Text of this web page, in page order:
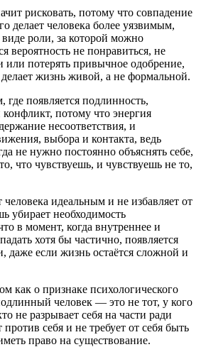
рисковать, потому что совпадение
делает человека более уязвимым,
виде роли, за которой можно
вероятность не понравиться, не
или потерять привычное одобрение,
жизнь живой, а не формальной.
где появляется подлинность,
потому что энергия
несоответствия, и
выбора и контакта, ведь
не нужно постоянно объяснять себе,
что чувствуешь, и чувствуешь не то,
идеальным и не избавляет от
убирает необходимость
в момент, когда внутреннее и
хотя бы частично, появляется
даже если жизнь остаётся сложной и
как о признаке психологического
человек — это не тот, у кого
не разрывает себя на части ради
себя и не требует от себя быть
право на существование.